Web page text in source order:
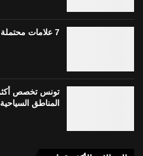
7 علامات محتملة للجلطات الدموية لا ينبغي تجاهلها
المناطق السياحية